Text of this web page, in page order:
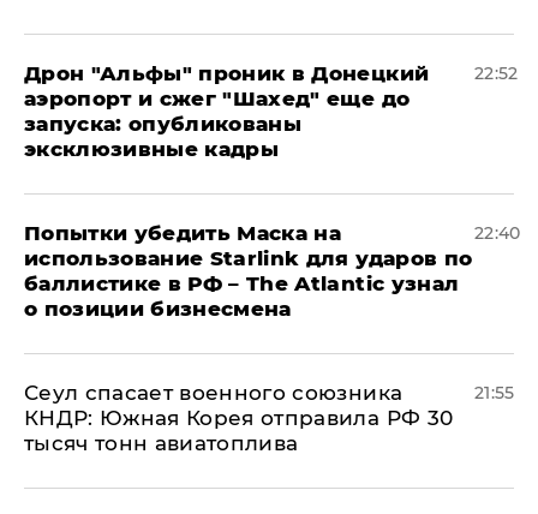
Дрон "Альфы" проник в Донецкий
аэропорт и сжег "Шахед" еще до
запуска: опубликованы
эксклюзивные кадры
22:52
Попытки убедить Маска на
использование Starlink для ударов по
баллистике в РФ – The Atlantic узнал
о позиции бизнесмена
22:40
​Сеул спасает военного союзника
КНДР: Южная Корея отправила РФ 30
тысяч тонн авиатоплива
21:55